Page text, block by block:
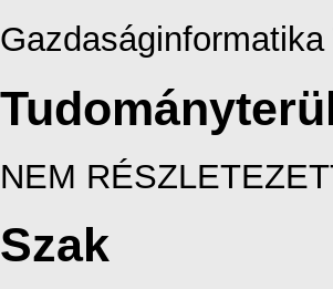
Gazdaságinformatika
NEM
Szak